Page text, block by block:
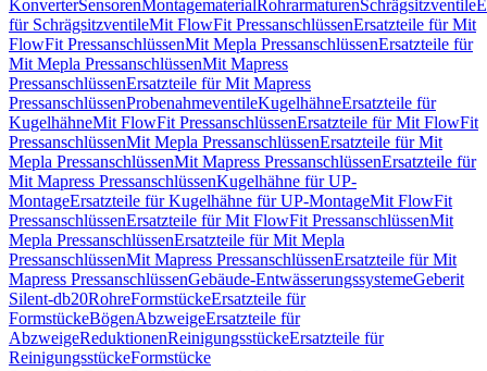
KonverterSensorenMontagematerialRohrarmaturenSchrägsitzventile
für SchrägsitzventileMit FlowFit PressanschlüssenErsatzteile für Mit
FlowFit PressanschlüssenMit Mepla PressanschlüssenErsatzteile für
Mit Mepla PressanschlüssenMit Mapress
PressanschlüssenErsatzteile für Mit Mapress
PressanschlüssenProbenahmeventileKugelhähneErsatzteile für
KugelhähneMit FlowFit PressanschlüssenErsatzteile für Mit FlowFit
PressanschlüssenMit Mepla PressanschlüssenErsatzteile für Mit
Mepla PressanschlüssenMit Mapress PressanschlüssenErsatzteile für
Mit Mapress PressanschlüssenKugelhähne für UP-
MontageErsatzteile für Kugelhähne für UP-MontageMit FlowFit
PressanschlüssenErsatzteile für Mit FlowFit PressanschlüssenMit
Mepla PressanschlüssenErsatzteile für Mit Mepla
PressanschlüssenMit Mapress PressanschlüssenErsatzteile für Mit
Mapress PressanschlüssenGebäude-EntwässerungssystemeGeberit
Silent-db20RohreFormstückeErsatzteile für
FormstückeBögenAbzweigeErsatzteile für
AbzweigeReduktionenReinigungsstückeErsatzteile für
ReinigungsstückeFormstücke